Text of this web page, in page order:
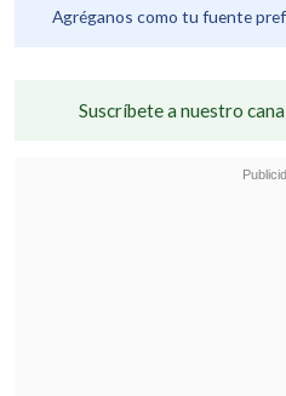
Agréganos como tu fuente
Suscríbete a nuestro